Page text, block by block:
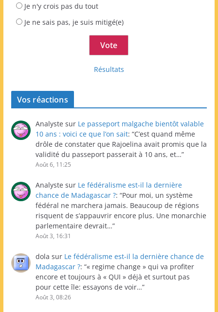
Je n'y crois pas du tout
Je ne sais pas, je suis mitigé(e)
Résultats
Vos réactions
Analyste sur Le passeport malgache bientôt valable
10 ans : voici ce que l’on sait: “C’est quand même
drôle de constater que Rajoelina avait promis que la
validité du passeport passerait à 10 ans, et…”
Août 6, 11:25
Analyste sur Le fédéralisme est-il la dernière
chance de Madagascar ?: “Pour moi, un système
fédéral ne marchera jamais. Beaucoup de régions
risquent de s’appauvrir encore plus. Une monarchie
parlementaire devrait…”
Août 3, 16:31
dola sur Le fédéralisme est-il la dernière chance de
Madagascar ?: “« regime change » qui va profiter
encore et toujours à « QUI » déjà et surtout pas
pour cette île: essayons de voir…”
Août 3, 08:26